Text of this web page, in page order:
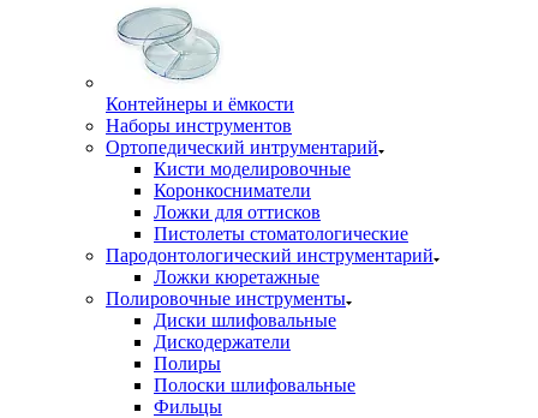
Контейнеры и ёмкости
Наборы инструментов
Ортопедический интрументарий
Кисти моделировочные
Коронкосниматели
Ложки для оттисков
Пистолеты стоматологические
Пародонтологический инструментарий
Ложки кюретажные
Полировочные инструменты
Диски шлифовальные
Дискодержатели
Полиры
Полоски шлифовальные
Фильцы